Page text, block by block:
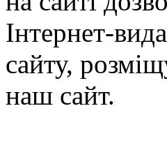
Інтернет-
сайту,
наш сайт.